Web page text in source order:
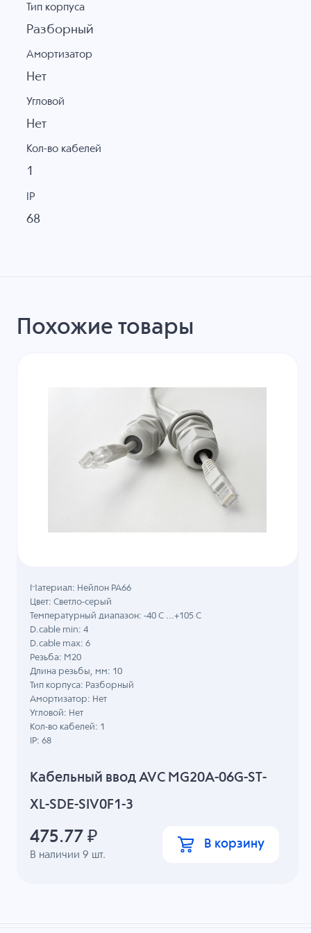
Тип корпуса
Разборный
Амортизатор
Нет
Угловой
Нет
Кол-во кабелей
1
IP
68
Похожие товары
Кабельный ввод AVC MG20A-06G-ST-
XL-SDE-SIV0F1-3
В наличии9 шт.
Материал: Нейлон PA66
Цвет: Светло-серый
Температурный диапазон: -40 C ...+105 C
D.cable min: 4
D.cable max: 6
Резьба: M20
Длина резьбы, мм: 10
Тип корпуса: Разборный
Амортизатор: Нет
Угловой: Нет
Кол-во кабелей: 1
IP: 68
475.77 ₽ В корзину